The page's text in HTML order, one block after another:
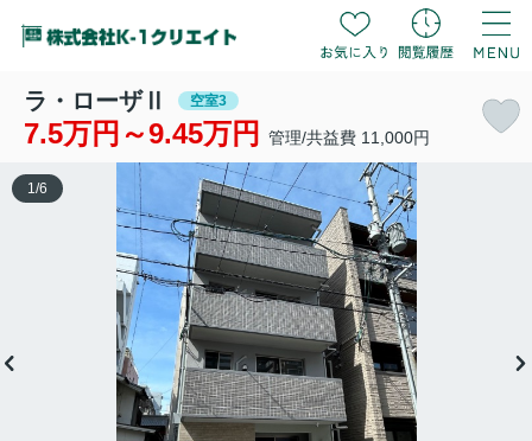
ラ・ローザⅡ 空室3
7.5万円～9.45万円 管理/共益費 11,000円
1 /6